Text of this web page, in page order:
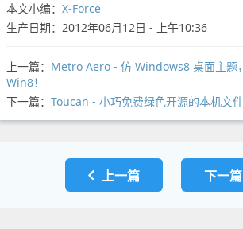
本文小编： X-Force
生产日期：2012年06月12日 - 上午10:36
上一篇： Metro Aero - 仿 Windows8 桌面主题
Win8！
下一篇： Toucan - 小巧免费绿色开源的本机文
上一篇 下一篇